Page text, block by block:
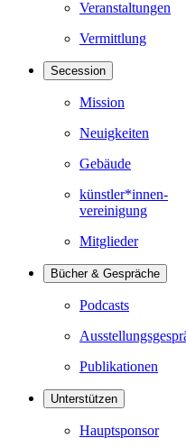
Veranstaltungen
Vermittlung
Secession
Mission
Neuigkeiten
Gebäude
künstler*innen-
vereinigung
Mitglieder
Bücher & Gespräche
Podcasts
Publikationen
Unterstützen
Hauptsponsor